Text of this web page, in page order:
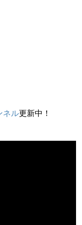
ネル更新中！